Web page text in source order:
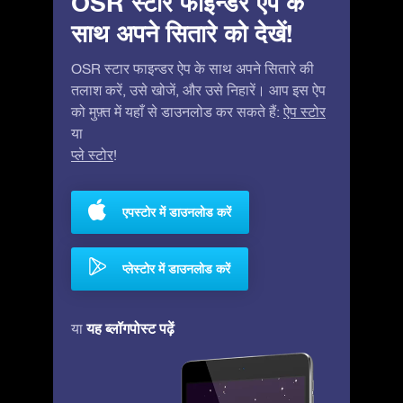
साथ अपने सितारे को देखें!
OSR स्टार फाइन्डर ऐप के साथ अपने सितारे की
तलाश करें, उसे खोजें, और उसे निहारें। आप इस ऐप
को मुफ़्त में यहाँ से डाउनलोड कर सकते हैं: ऐप स्टोर
या
प्ले स्टोर!
एपस्टोर में डाउनलोड करें
प्लेस्टोर में डाउनलोड करें
यायह ब्लॉगपोस्ट पढ़ें